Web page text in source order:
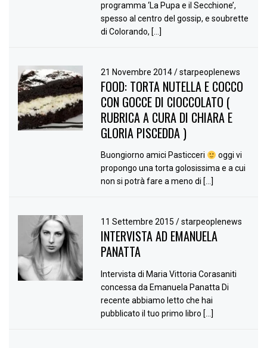
programma ‘La Pupa e il Secchione’,
spesso al centro del gossip, e soubrette
di Colorando, […]
21 Novembre 2014/ starpeoplenews
FOOD: TORTA NUTELLA E COCCO
CON GOCCE DI CIOCCOLATO (
RUBRICA A CURA DI CHIARA E
GLORIA PISCEDDA )
Buongiorno amici Pasticceri
oggi vi
propongo una torta golosissima e a cui
non si potrà fare a meno di […]
11 Settembre 2015/ starpeoplenews
INTERVISTA AD EMANUELA
PANATTA
Intervista di Maria Vittoria Corasaniti
concessa da Emanuela Panatta Di
recente abbiamo letto che hai
pubblicato il tuo primo libro […]